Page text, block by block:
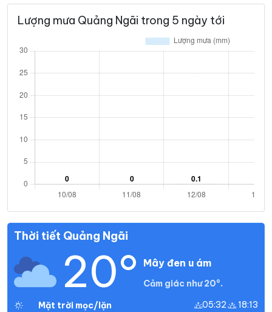
Lượng mưa Quảng Ngãi trong 5 ngày tới
Thời tiết Quảng Ngãi
20° Mây đen u ám
Cảm giác như 20°.
Mặt trời mọc/lặn
05:32 18:13